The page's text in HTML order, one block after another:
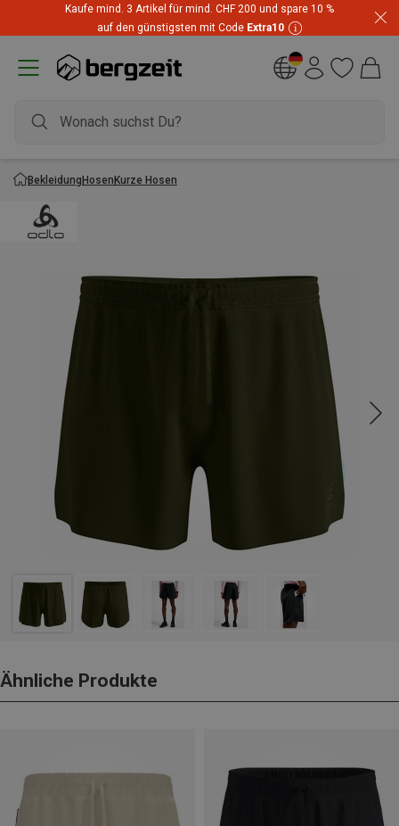
Kaufe mind. 3 Artikel für mind. CHF 200 und spare 10 %
auf den günstigsten mit Code Extra10
BekleidungHosenKurze Hosen
Ähnliche Produkte